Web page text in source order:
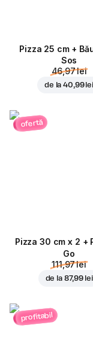
Pizza 25 cm +
Sos
46,97 lei
de la40,99 lei
ofertă
Pizza 30 cm x 2 +
Go
111,97 lei
de la 87,99 lei
profitabil